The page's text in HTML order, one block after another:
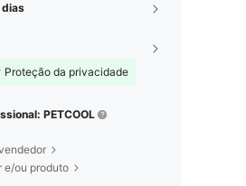
Proteção da privacidade
PETCOOL
e/ou produto